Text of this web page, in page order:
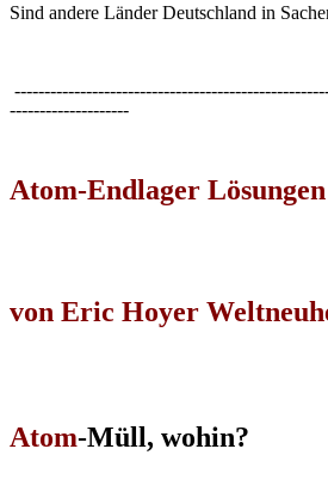
Sind andere Länder Deutschland in
--------------------
Atom-Endlager Lösungen
von Eric Hoyer
Atom-Müll, wohin?